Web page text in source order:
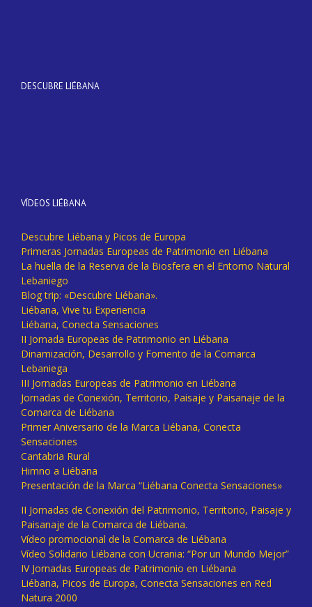
DESCUBRE LIÉBANA
VÍDEOS LIÉBANA
Descubre Liébana y Picos de Europa
Primeras Jornadas Europeas de Patrimonio en Liébana
La huella de la Reserva de la Biosfera en el Entorno Natural
Lebaniego
Blog trip: «Descubre Liébana».
Liébana, Vive tu Experiencia
Liébana, Conecta Sensaciones
II Jornada Europeas de Patrimonio en Liébana
Dinamización, Desarrollo y Fomento de la Comarca
Lebaniega
III Jornadas Europeas de Patrimonio en Liébana
Jornadas de Conexión, Territorio, Paisaje y Paisanaje de la
Comarca de Liébana
Primer Aniversario de la Marca Liébana, Conecta
Sensaciones
Cantabria Rural
Himno a Liébana
Presentación de la Marca “Liébana Conecta Sensaciones»
II Jornadas de Conexión del Patrimonio, Territorio, Paisaje y
Paisanaje de la Comarca de Liébana.
Vídeo promocional de la Comarca de Liébana
Vídeo Solidario Liébana con Ucrania: “Por un Mundo Mejor”
IV Jornadas Europeas de Patrimonio en Liébana
Liébana, Picos de Europa, Conecta Sensaciones en Red
Natura 2000